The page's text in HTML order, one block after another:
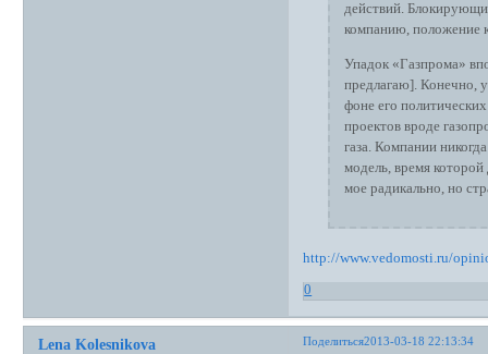
действий.
компанию, положение
Упадок «Газпрома»
предлагаю]. Конечно,
фоне его
проектов вроде
газа. Компании
модель, время
мое радикально, но
http://www.vedomosti.ru/
0
Поделиться2013-03-18 22:13:34
Lena Kolesnikova